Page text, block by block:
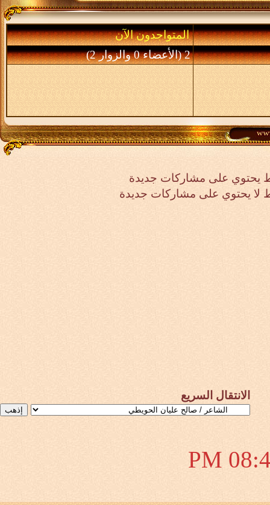
المتواجدون الآن
2 (الأعضاء 0 والزوار 2)
يحتوي على مشاركات جديدة
يحتوي على مشاركات جديدة
الانتقال السريع
08:46